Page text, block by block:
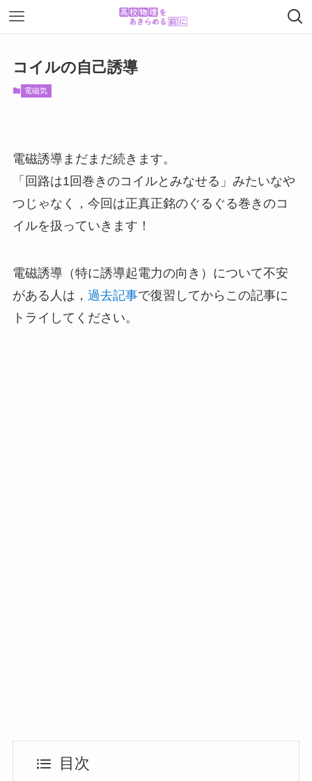
コイルの自己誘導
電磁気
電磁誘導まだまだ続きます。
「回路は1回巻きのコイルとみなせる」みたいなや
つじゃなく，今回は正真正銘のぐるぐる巻きのコ
イルを扱っていきます！
電磁誘導（特に誘導起電力の向き）について不安
がある人は， 過去記事で復習してからこの記事に
トライしてください。
目次